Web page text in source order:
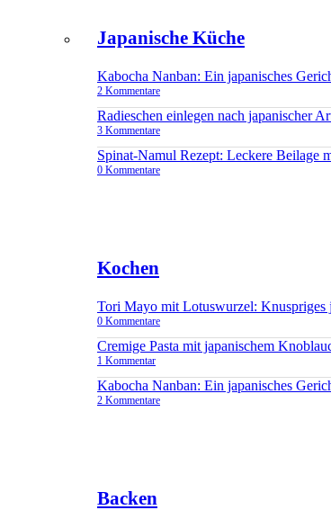
Japanische Küche
Kabocha Nanban: Ein japanisches
2 Kommentare
Radieschen einlegen nach japanischer
3 Kommentare
Spinat-Namul Rezept: Leckere Beilage
0 Kommentare
Kochen
Tori Mayo mit Lotuswurzel: Knuspriges
0 Kommentare
Cremige Pasta mit japanischem
1 Kommentar
Kabocha Nanban: Ein japanisches
2 Kommentare
Backen